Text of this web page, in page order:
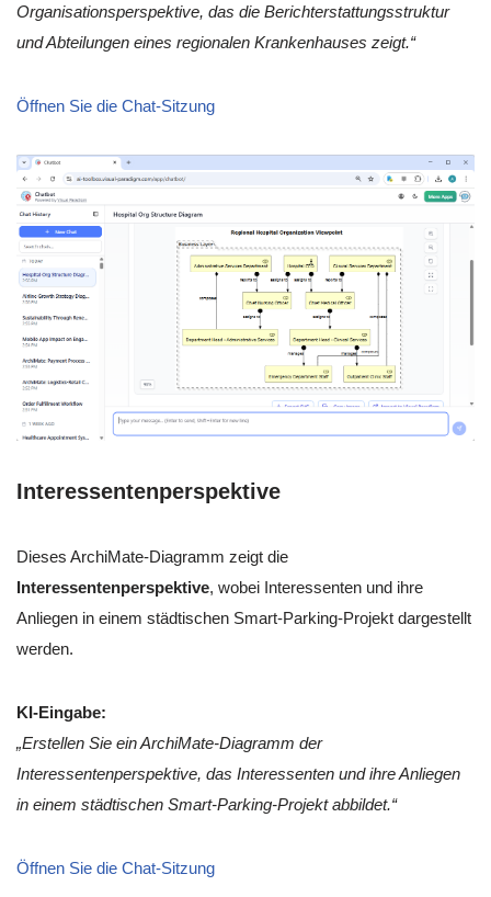
Organisationsperspektive, das die Berichterstattungsstruktur
und Abteilungen eines regionalen Krankenhauses zeigt.“
Öffnen Sie die Chat-Sitzung
Interessentenperspektive
Dieses ArchiMate-Diagramm zeigt die
Interessentenperspektive, wobei Interessenten und ihre
Anliegen in einem städtischen Smart-Parking-Projekt dargestellt
werden.
KI-Eingabe:
„Erstellen Sie ein ArchiMate-Diagramm der
Interessentenperspektive, das Interessenten und ihre Anliegen
in einem städtischen Smart-Parking-Projekt abbildet.“
Öffnen Sie die Chat-Sitzung